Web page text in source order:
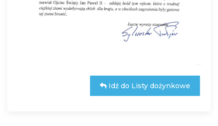
Idź do Listy dożynkowe